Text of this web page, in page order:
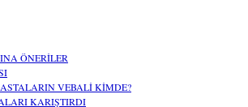
ÖNERİLER
VEBALİ KİMDE?
KARIŞTIRDI